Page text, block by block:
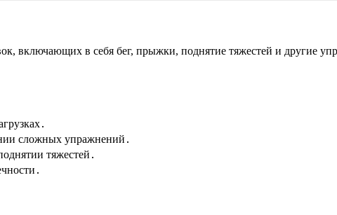
включающих в себя бег, прыжки, поднятие тяжестей и другие
сложных упражнений․
тяжестей․